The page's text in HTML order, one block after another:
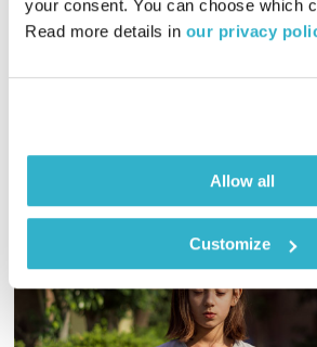
your consent. You can choose which
Read more details in our privacy
Allow all
Customize
שנה עברית, זורקת אור על הרגעים,
ללב, ופוקחת אוזן אל הצלילים שיהפכו את